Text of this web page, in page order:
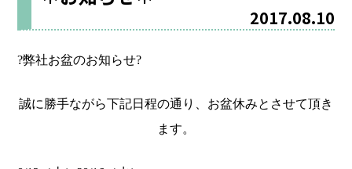
2017.08.10
?弊社お盆のお知らせ?
誠に勝手ながら下記日程の通り、お盆休みとさせて頂き
ます。